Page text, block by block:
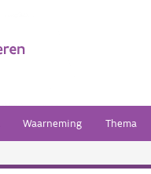
Waarneming Thema